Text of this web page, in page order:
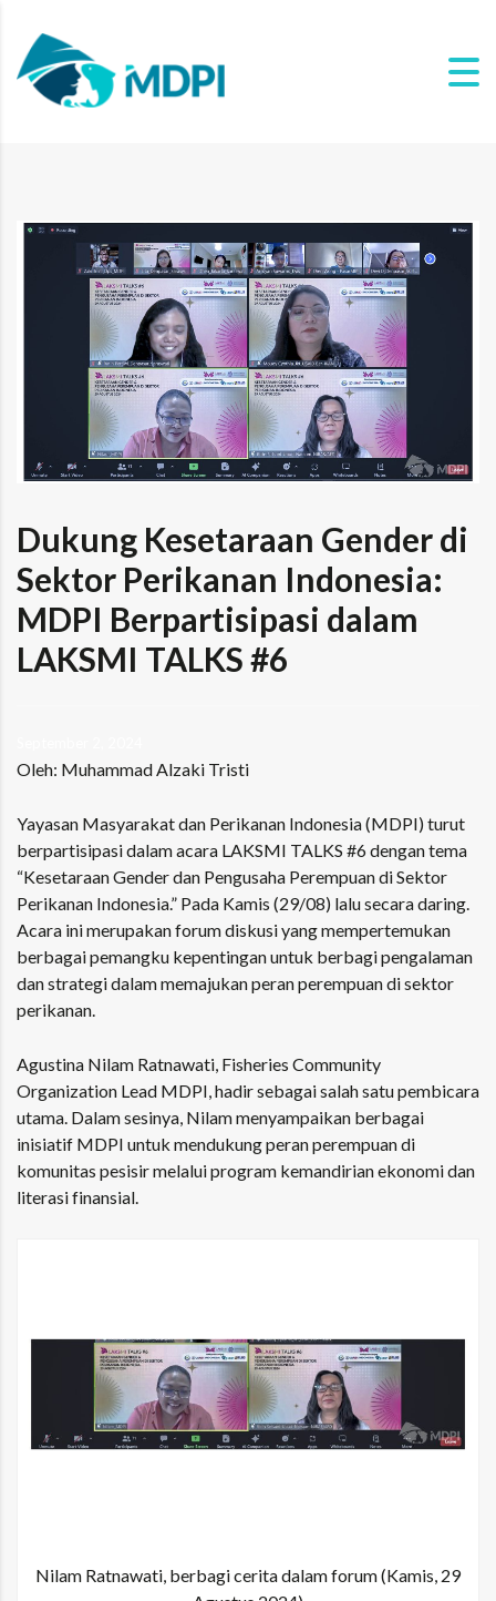
Dukung Kesetaraan Gender di
Sektor Perikanan Indonesia:
MDPI Berpartisipasi dalam
LAKSMI TALKS #6
Oleh: Muhammad Alzaki Tristi
Yayasan Masyarakat dan Perikanan Indonesia (MDPI) turut
berpartisipasi dalam acara LAKSMI TALKS #6dengan tema
“Kesetaraan Gender dan Pengusaha Perempuan di Sektor
Perikanan Indonesia.” Pada Kamis (29/08) lalu secara daring.
Acara ini merupakan forum diskusi yang mempertemukan
berbagai pemangku kepentingan untuk berbagi pengalaman
dan strategi dalam memajukan peran perempuan di sektor
perikanan.
Agustina Nilam Ratnawati, Fisheries Community
Organization Lead MDPI, hadir sebagai salah satu pembicara
utama. Dalam sesinya, Nilam menyampaikan berbagai
inisiatif MDPI untuk mendukung peran perempuan di
komunitas pesisir melalui program kemandirian ekonomi dan
literasi finansial.
Nilam Ratnawati, berbagi cerita dalam forum (Kamis, 29